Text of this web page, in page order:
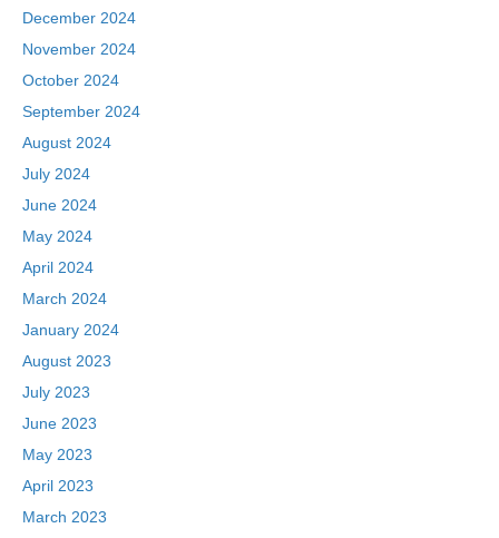
December 2024
November 2024
October 2024
September 2024
August 2024
July 2024
June 2024
May 2024
April 2024
March 2024
January 2024
August 2023
July 2023
June 2023
May 2023
April 2023
March 2023